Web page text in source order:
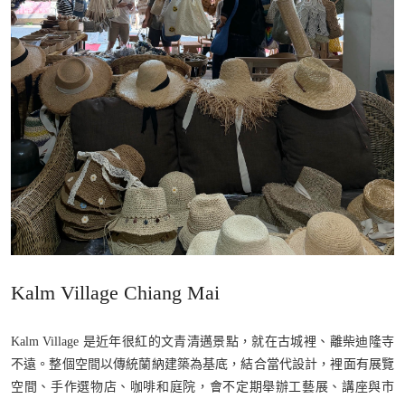
Kalm​ Village​ Chiang Mai
Kalm Village 是近年很紅的文青清邁景點，就在古城裡、離柴迪隆寺
不遠。整個空間以傳統蘭納建築為基底，結合當代設計，裡面有展覽
空間、手作選物店、咖啡和庭院，會不定期舉辦工藝展、講座與市